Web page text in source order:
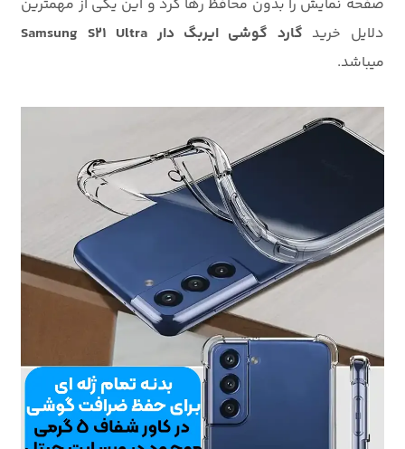
صفحه نمایش را بدون محافظ رها کرد و این یکی از مهمترین
دلایل خرید گارد گوشی ایربگ دار Samsung S21 Ultra
میباشد.